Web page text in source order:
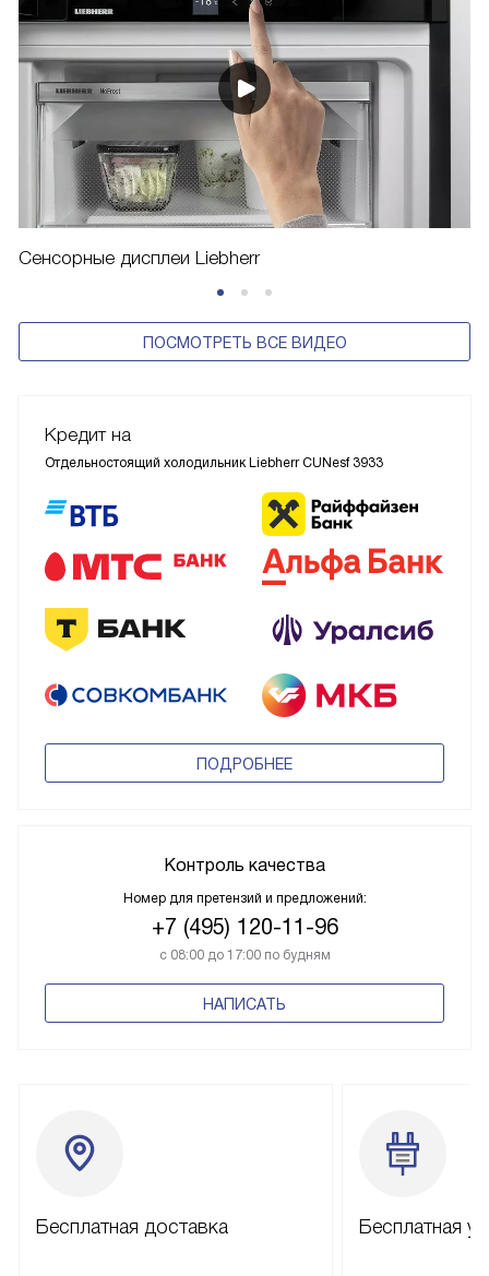
Сенсорные дисплеи Liebherr
ПОСМОТРЕТЬ ВСЕ ВИДЕО
Кредит на
Отдельностоящий холодильник Liebherr CUNesf 3933
ПОДРОБНЕЕ
Контроль качества
Номер для претензий и предложений:
+7 (495) 120-11-96
с 08:00 до 17:00 по будням
НАПИСАТЬ
Бесплатная доставка Бесплатная